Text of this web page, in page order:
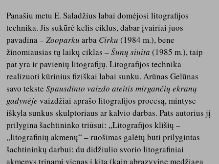
Panašiu metu E. Saladžius labai domėjosi litografijos
technika. Jis sukūrė kelis ciklus, dabar įvairiai juos
pavadina –Zooparku arba Cirku (1984 m.), bene
žinomiausias tų laikų ciklas –Šunų siuita (1985 m.), taip
pat yra ir pavienių litografijų. Litografijos technika
realizuoti kūrinius fiziškai labai sunku. Arūnas Gelūnas
savo teksteSpausdinto vaizdo ateitis mirgančių ekranų
gadynėje vaizdžiai aprašo litografijos procesą, mintyse
iškyla sunkus skulptoriaus ar kalvio darbas. Pats autorius jį
prilygina šachtininko triūsui: „Litografijos klišių –
„litografinių akmenų“ – ruošimas galėtų būti prilygintas
šachtininkų darbui: du didžiulio svorio litografiniai
akmenys trinami vienas į kitą (kaip abrazyvinę medžiagą